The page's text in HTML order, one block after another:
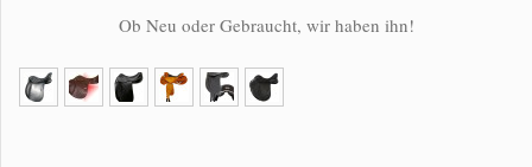
Ob Neu oder Gebraucht, wir haben ihn!